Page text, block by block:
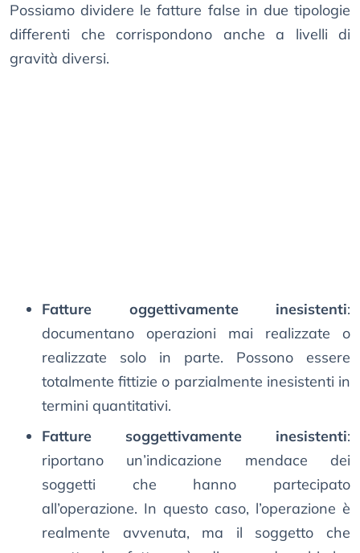
Possiamo dividere le fatture false in due tipologie
differenti che corrispondono anche a livelli di
gravità diversi.
Fatture oggettivamente inesistenti:
documentano operazioni mai realizzate o
realizzate solo in parte. Possono essere
totalmente fittizie o parzialmente inesistenti in
termini quantitativi.
Fatture soggettivamente inesistenti:
riportano un’indicazione mendace dei
soggetti che hanno partecipato
all’operazione. In questo caso, l’operazione è
realmente avvenuta, ma il soggetto che